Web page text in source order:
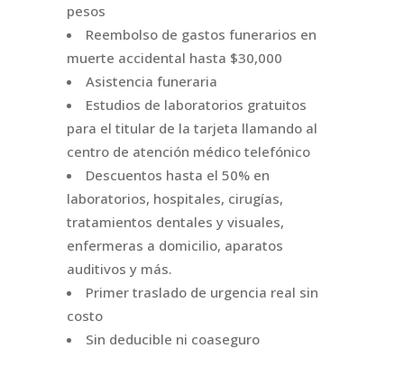
pesos
Reembolso de gastos funerarios en
muerte accidental hasta $30,000
Asistencia funeraria
Estudios de laboratorios gratuitos
para el titular de la tarjeta llamando al
centro de atención médico telefónico
Descuentos hasta el 50% en
laboratorios, hospitales, cirugías,
tratamientos dentales y visuales,
enfermeras a domicilio, aparatos
auditivos y más.
Primer traslado de urgencia real sin
costo
Sin deducible ni coaseguro